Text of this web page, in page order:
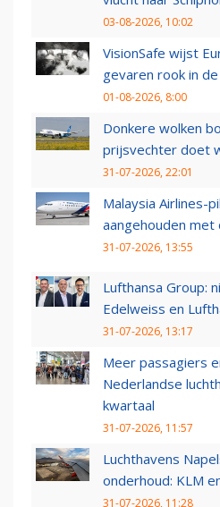
03-08-2026, 10:02
VisionSafe wijst
gevaren rook in
01-08-2026, 8:00
Donkere wolken
prijsvechter doet
31-07-2026, 22:01
Malaysia Airlines-
aangehouden met
31-07-2026, 13:55
Lufthansa Group:
Edelweiss en
31-07-2026, 13:17
Meer passagiers
Nederlandse
kwartaal
31-07-2026, 11:57
Luchthavens
onderhoud: KLM
31-07-2026, 11:28